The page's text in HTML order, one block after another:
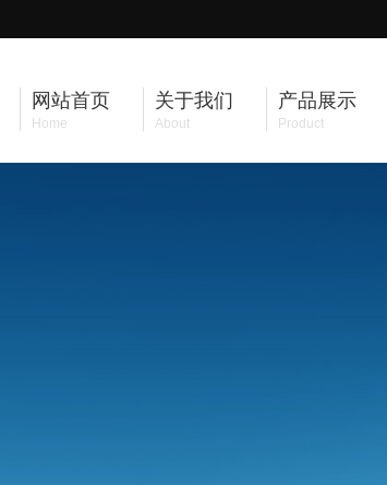
网站首页
Home
关于我们
About
产品展示
Product